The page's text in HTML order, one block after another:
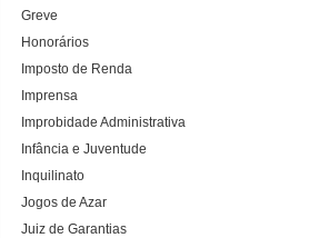
Greve
Honorários
Imposto de Renda
Imprensa
Improbidade Administrativa
Infância e Juventude
Inquilinato
Jogos de Azar
Juiz de Garantias